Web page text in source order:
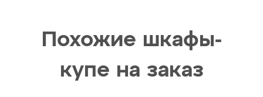
Похожие шкафы-
купе на заказ